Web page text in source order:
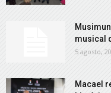
musical
5 agosto,
Macael